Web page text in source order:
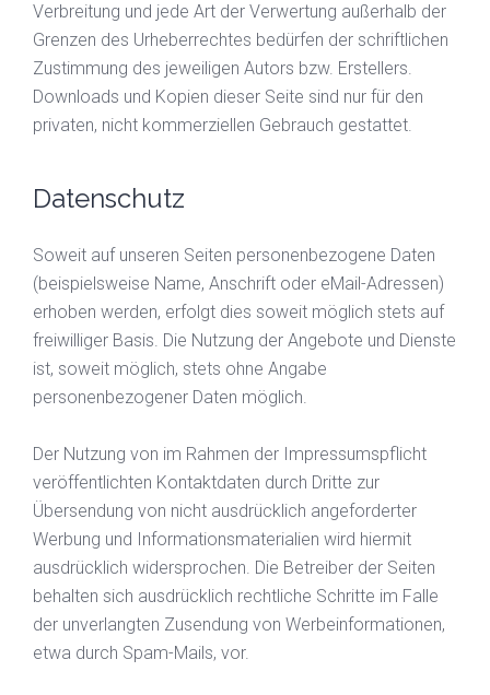
Verbreitung und jede Art der Verwertung außerhalb der
Grenzen des Urheberrechtes bedürfen der schriftlichen
Zustimmung des jeweiligen Autors bzw. Erstellers.
Downloads und Kopien dieser Seite sind nur für den
privaten, nicht kommerziellen Gebrauch gestattet.
Datenschutz
Soweit auf unseren Seiten personenbezogene Daten
(beispielsweise Name, Anschrift oder eMail-Adressen)
erhoben werden, erfolgt dies soweit möglich stets auf
freiwilliger Basis. Die Nutzung der Angebote und Dienste
ist, soweit möglich, stets ohne Angabe
personenbezogener Daten möglich.
Der Nutzung von im Rahmen der Impressumspflicht
veröffentlichten Kontaktdaten durch Dritte zur
Übersendung von nicht ausdrücklich angeforderter
Werbung und Informationsmaterialien wird hiermit
ausdrücklich widersprochen. Die Betreiber der Seiten
behalten sich ausdrücklich rechtliche Schritte im Falle
der unverlangten Zusendung von Werbeinformationen,
etwa durch Spam-Mails, vor.